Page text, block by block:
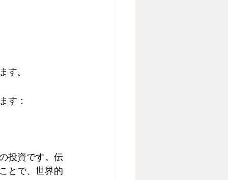
す。
す：
投資です。伝
とで、世界的